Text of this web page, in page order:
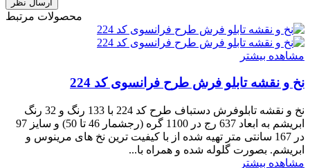
محصولات مرتبط
مشاهده بیشتر
نخ و نقشه تابلو فرش طرح فرانسوی کد 224
نخ و نقشه تابلوفرش دستباف طرح کد 224 با 133 رنگ و 32 رنگ
ابریشم به ابعاد 637 رج در 1100 گره (رجشمار 46 تا 50) و سایز 97
در 167 سانتی متر تهیه شده از با کیفیت ترین نخ های مرینوس و
ابریشم. بصورت گلوله شده و همراه با...
مشاهده بیشتر